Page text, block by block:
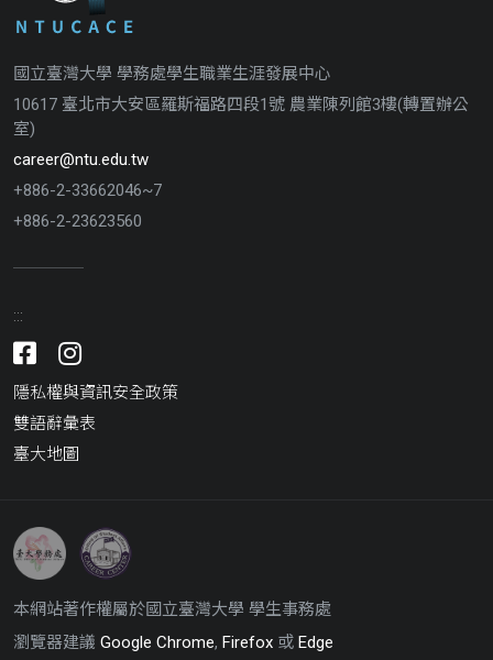
國立臺灣大學 學務處學生職業生涯發展中心
10617 臺北市大安區羅斯福路四段1號 農業陳列館3樓(轉置辦公
室)
career@ntu.edu.tw
+886-2-33662046~7
+886-2-23623560
:::
Facebook
Instagram
隱私權與資訊安全政策
雙語辭彙表
臺大地圖
臺
灣
學
學
臺
灣
學
學
本網站著作權屬於國立臺灣大學 學生事務處
瀏覽器建議 Google Chrome, Firefox 或 Edge